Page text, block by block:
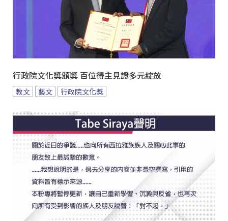
行政院文化獎頒獎 百位得主見證多元綻放
教文 藝文 行政院文化獎